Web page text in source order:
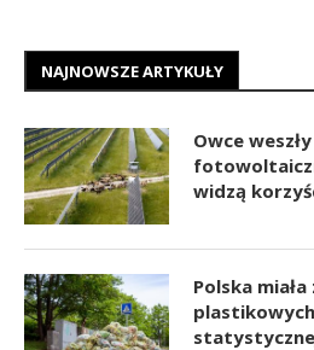
NAJNOWSZE ARTYKUŁY
Owce
widzą
Polska